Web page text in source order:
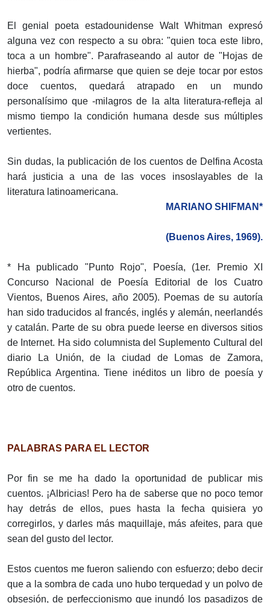
El genial poeta estadounidense Walt Whitman expresó
alguna vez con respecto a su obra: "quien toca este libro,
toca a un hombre". Parafraseando al autor de "Hojas de
hierba", podría afirmarse que quien se deje tocar por estos
doce cuentos, quedará atrapado en un mundo
personalísimo que -milagros de la alta literatura-refleja al
mismo tiempo la condición humana desde sus múltiples
vertientes.
Sin dudas, la publicación de los cuentos de Delfina Acosta
hará justicia a una de las voces insoslayables de la
literatura latinoamericana.
MARIANO SHIFMAN*
(Buenos Aires, 1969).
* Ha publicado "Punto Rojo", Poesía, (1er. Premio XI
Concurso Nacional de Poesía Editorial de los Cuatro
Vientos, Buenos Aires, año 2005). Poemas de su autoría
han sido traducidos al francés, inglés y alemán, neerlandés
y catalán. Parte de su obra puede leerse en diversos sitios
de Internet. Ha sido columnista del Suplemento Cultural del
diario La Unión, de la ciudad de Lomas de Zamora,
República Argentina. Tiene inéditos un libro de poesía y
otro de cuentos.
PALABRAS PARA EL LECTOR
Por fin se me ha dado la oportunidad de publicar mis
cuentos. ¡Albricias! Pero ha de saberse que no poco temor
hay detrás de ellos, pues hasta la fecha quisiera yo
corregirlos, y darles más maquillaje, más afeites, para que
sean del gusto del lector.
Estos cuentos me fueron saliendo con esfuerzo; debo decir
que a la sombra de cada uno hubo terquedad y un polvo de
obsesión, de perfeccionismo que inundó los pasadizos de